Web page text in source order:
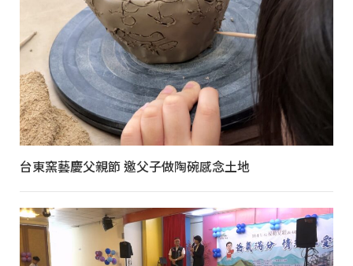
台東窯藝慶父親節 邀父子做陶碗感念土地